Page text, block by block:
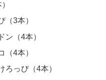
3本）
（4本）
4本）
っぴ（4本）